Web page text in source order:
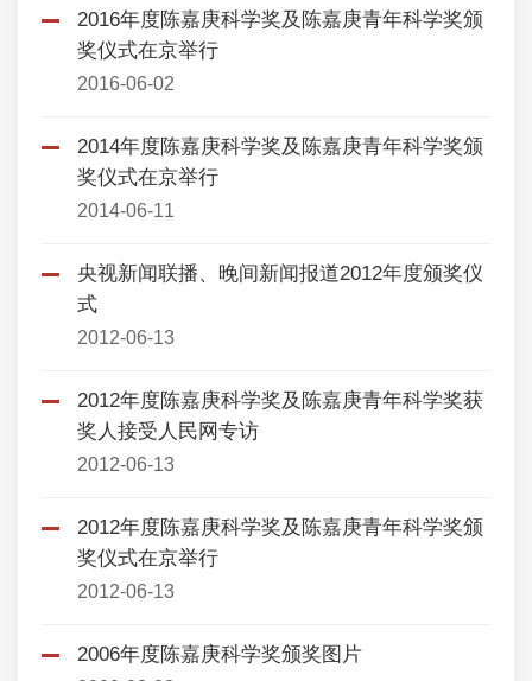
2016年度陈嘉庚科学奖及陈嘉庚青年科学奖颁
奖仪式在京举行
2016-06-02
2014年度陈嘉庚科学奖及陈嘉庚青年科学奖颁
奖仪式在京举行
2014-06-11
央视新闻联播、晚间新闻报道2012年度颁奖仪
式
2012-06-13
2012年度陈嘉庚科学奖及陈嘉庚青年科学奖获
奖人接受人民网专访
2012-06-13
2012年度陈嘉庚科学奖及陈嘉庚青年科学奖颁
奖仪式在京举行
2012-06-13
2006年度陈嘉庚科学奖颁奖图片